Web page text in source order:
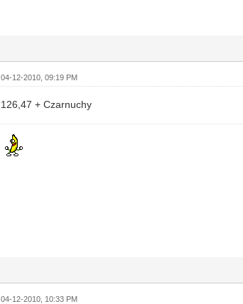
04-12-2010, 09:19 PM
126,47 + Czarnuchy
04-12-2010, 10:33 PM